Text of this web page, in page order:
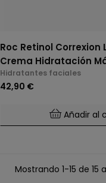
Roc Retinol Correxion
Crema Hidratación
Hidratantes faciales
42,90 €
Añadir al
Mostrando 1-15 de 15